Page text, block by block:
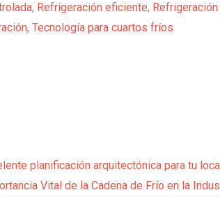
, Refrigeración eficiente,
, Tecnología para cuartos fríos
planificación arquitectónica para tu
Vital de la Cadena de Frío en la